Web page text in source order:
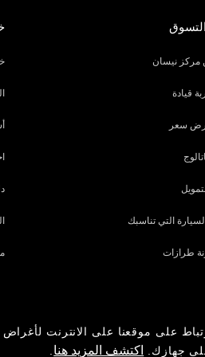
على موقعنا على الانترنت
جهازك.
اكتشف المزيد هنا
مركز نيسان
قيادة
سعر
التي تناسبك
طرازات